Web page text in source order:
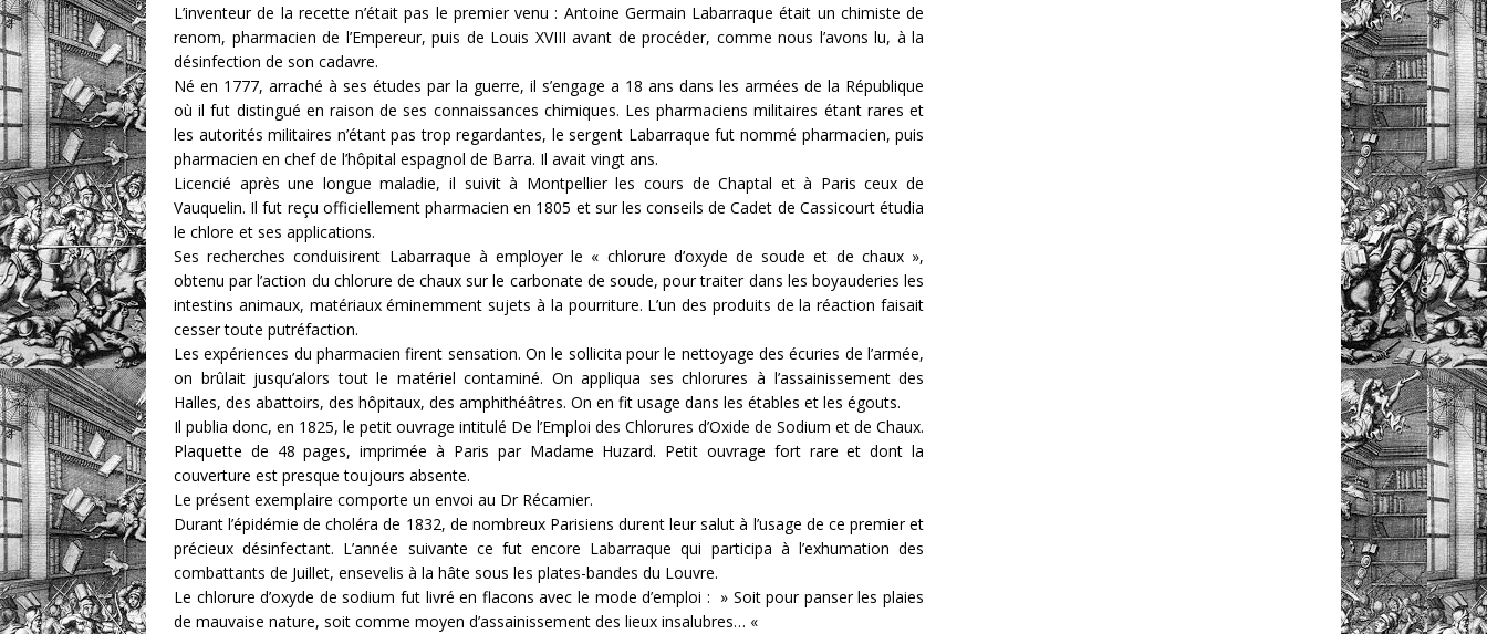
L’inventeur de la recette n’était pas le premier venu : Antoine Germain Labarraque était un chimiste de
renom, pharmacien de l’Empereur, puis de Louis XVIII avant de procéder, comme nous l’avons lu, à la
désinfection de son cadavre.
Né en 1777, arraché à ses études par la guerre, il s’engage a 18 ans dans les armées de la République
où il fut distingué en raison de ses connaissances chimiques. Les pharmaciens militaires étant rares et
les autorités militaires n’étant pas trop regardantes, le sergent Labarraque fut nommé pharmacien, puis
pharmacien en chef de l’hôpital espagnol de Barra. Il avait vingt ans.
Licencié après une longue maladie, il suivit à Montpellier les cours de Chaptal et à Paris ceux de
Vauquelin. Il fut reçu officiellement pharmacien en 1805 et sur les conseils de Cadet de Cassicourt étudia
le chlore et ses applications.
Ses recherches conduisirent Labarraque à employer le « chlorure d’oxyde de soude et de chaux »,
obtenu par l’action du chlorure de chaux sur le carbonate de soude, pour traiter dans les boyauderies les
intestins animaux, matériaux éminemment sujets à la pourriture. L’un des produits de la réaction faisait
cesser toute putréfaction.
Les expériences du pharmacien firent sensation. On le sollicita pour le nettoyage des écuries de l’armée,
on brûlait jusqu’alors tout le matériel contaminé. On appliqua ses chlorures à l’assainissement des
Halles, des abattoirs, des hôpitaux, des amphithéâtres. On en fit usage dans les étables et les égouts.
Il publia donc, en 1825, le petit ouvrage intitulé De l’Emploi des Chlorures d’Oxide de Sodium et de Chaux.
Plaquette de 48 pages, imprimée à Paris par Madame Huzard. Petit ouvrage fort rare et dont la
couverture est presque toujours absente.
Le présent exemplaire comporte un envoi au Dr Récamier.
Durant l’épidémie de choléra de 1832, de nombreux Parisiens durent leur salut à l’usage de ce premier et
précieux désinfectant. L’année suivante ce fut encore Labarraque qui participa à l’exhumation des
combattants de Juillet, ensevelis à la hâte sous les plates-bandes du Louvre.
Le chlorure d’oxyde de sodium fut livré en flacons avec le mode d’emploi : » Soit pour panser les plaies
de mauvaise nature, soit comme moyen d’assainissement des lieux insalubres… «